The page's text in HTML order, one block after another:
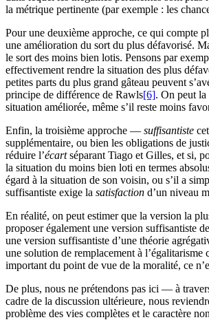
la métrique pertinente (par exemple : les
Pour une deuxième approche, ce qui compte
une amélioration du sort du plus défavorisé.
le sort des moins bien lotis. Pensons par
effectivement rendre la situation des plus
petites parts du plus grand gâteau peuvent
principe de différence de Rawls[6]. On peut la
situation améliorée, même s’il reste moins
Enfin, la troisième approche — suffisantiste
supplémentaire, ou bien les obligations de
réduire l’écartséparant Tiago et Gilles, et si,
la situation du moins bien loti en termes
égard à la situation de son voisin, ou s’il a
suffisantiste exige la satisfaction d’un niveau
En réalité, on peut estimer que la version la
proposer également une version suffisantiste
une version suffisantiste d’une théorie
une solution de remplacement à
important du point de vue de la moralité, ce
De plus, nous ne prétendons pas ici — à
cadre de la discussion ultérieure, nous
problème des vies complètes et le caractère